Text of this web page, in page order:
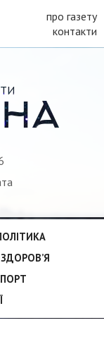
про газету
контакти
ЗДОРОВ’Я